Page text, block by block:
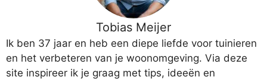
Tobias Meijer
Ik ben 37 jaar en heb een diepe liefde voor tuinieren
en het verbeteren van je woonomgeving. Via deze
site inspireer ik je graag met tips, ideeën en